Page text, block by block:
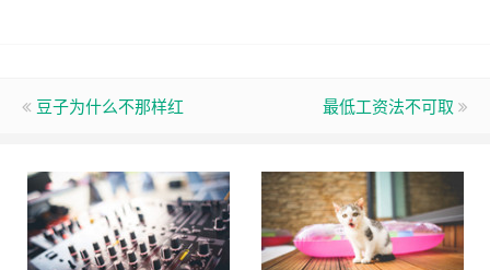
豆子为什么不那样红 最低工资法不可取